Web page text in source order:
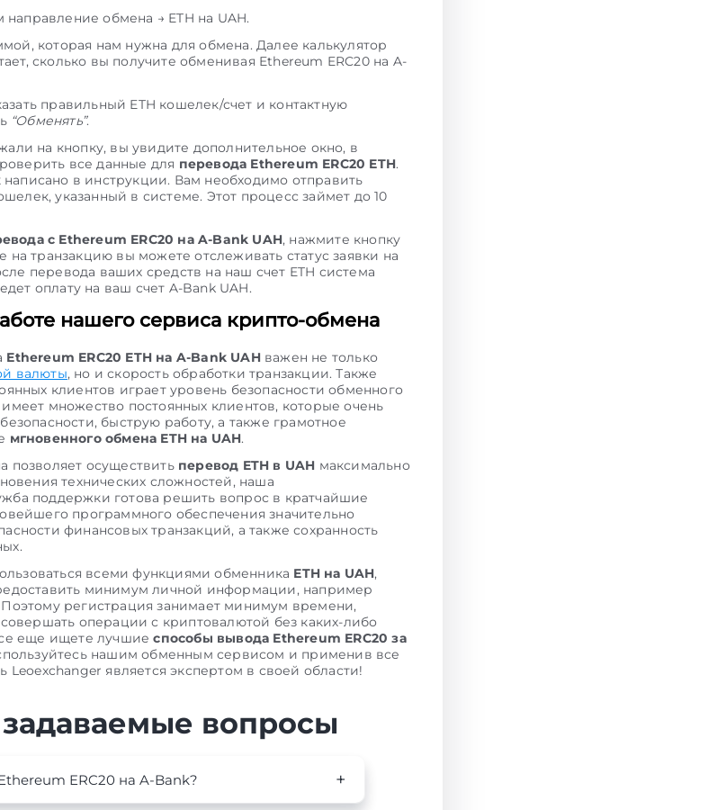
обмена → ETH на UAH.
которая нам нужна для обмена. Далее калькулятор
сколько вы получите обменивая Ethereum ERC20 на A-
правильный ETH кошелек/счет и контактную
“Обменять”.
на кнопку, вы увидите дополнительное окно, в
все данные для перевода Ethereum ERC20 ETH.
в инструкции. Вам необходимо отправить
указанный в системе. Этот процесс займет до 10
с Ethereum ERC20 на A-Bank UAH, нажмите кнопку
на транзакцию вы можете отслеживать статус заявки на
перевода ваших средств на наш счет ETH система
оплату на ваш счет A-Bank UAH.
нашего сервиса крипто-обмена
Ethereum ERC20 ETH на A-Bank UAHважен не только
валюты, но и скорость обработки транзакции. Также
клиентов играет уровень безопасности обменного
множество постоянных клиентов, которые очень
быструю работу, а также грамотное
мгновенного обмена ETH на UAH.
позволяет осуществить перевод ETH в UAH максимально
технических сложностей, наша
поддержки готова решить вопрос в кратчайшие
программного обеспечения значительно
финансовых транзакций, а также сохранность
всеми функциями обменника ETH на UAH,
минимум личной информации, например
регистрация занимает минимум времени,
операции с криптовалютой без каких-либо
еще ищете лучшиеспособы вывода Ethereum ERC20 за
нашим обменным сервисом и применив все
Leoexchanger является экспертом в своей области!
задаваемые вопросы
ERC20 на A-Bank?